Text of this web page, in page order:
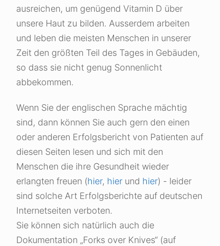
ausreichen, um genügend Vitamin D über
unsere Haut zu bilden. Ausserdem arbeiten
und leben die meisten Menschen in unserer
Zeit den größten Teil des Tages in Gebäuden,
so dass sie nicht genug Sonnenlicht
abbekommen.
Wenn Sie der englischen Sprache mächtig
sind, dann können Sie auch gern den einen
oder anderen Erfolgsbericht von Patienten auf
diesen Seiten lesen und sich mit den
Menschen die ihre Gesundheit wieder
erlangten freuen (hier, hier und hier) - leider
sind solche Art Erfolgsberichte auf deutschen
Internetseiten verboten.
Sie können sich natürlich auch die
Dokumentation „Forks over Knives“ (auf